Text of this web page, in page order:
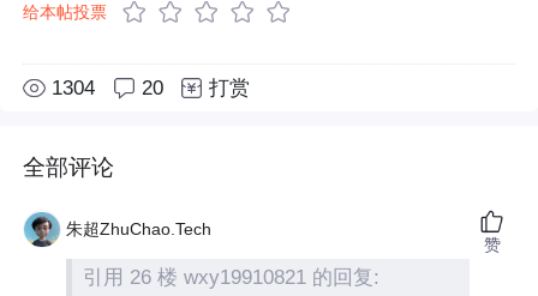
给本帖投票
1304 20 打赏
全部评论
朱超ZhuChao.Tech
引用 26 楼 wxy19910821 的回复:
赞